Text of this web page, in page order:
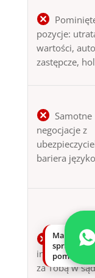
pozycje:
wartości, auto
zastępcze,
Samotne
negocjacje z
bariera
Sztuczna
inteligencja
za Tobą w
Masz
pomóc.